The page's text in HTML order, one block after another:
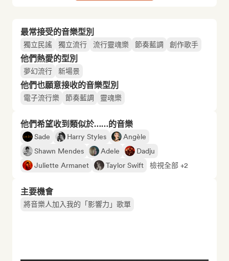
最常接受的音樂型別
獨立民謠 獨立流行 流行靈魂樂 節奏藍調 創作歌手
他們熱愛的型別
夢幻流行 新場景
他們也願意接收的音樂型別
電子流行樂 節奏藍調 靈魂樂
他們希望收到類似於……的音樂
Sade Harry Styles
Angèle
Shawn Mendes
Adele
Dadju
Juliette Armanet
Taylor Swift 檢視全部 +2
主要機會
將音樂人加入我的「影響力」歌單